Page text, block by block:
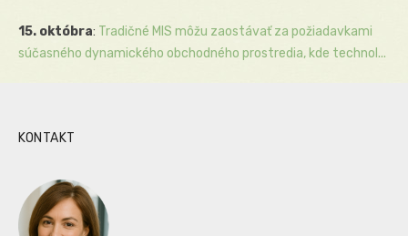
15. októbra: Tradičné MIS môžu zaostávať za požiadavkami
súčasného dynamického obchodného prostredia, kde technol...
KONTAKT